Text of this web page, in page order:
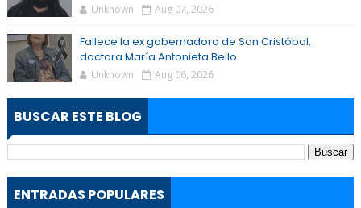
Unknown Aug 07, 2026
Fallece la ex gobernadora de San Cristóbal,
doctora María Antonieta Bello
Unknown Aug 06, 2026
BUSCAR ESTE BLOG
ENTRADAS POPULARES